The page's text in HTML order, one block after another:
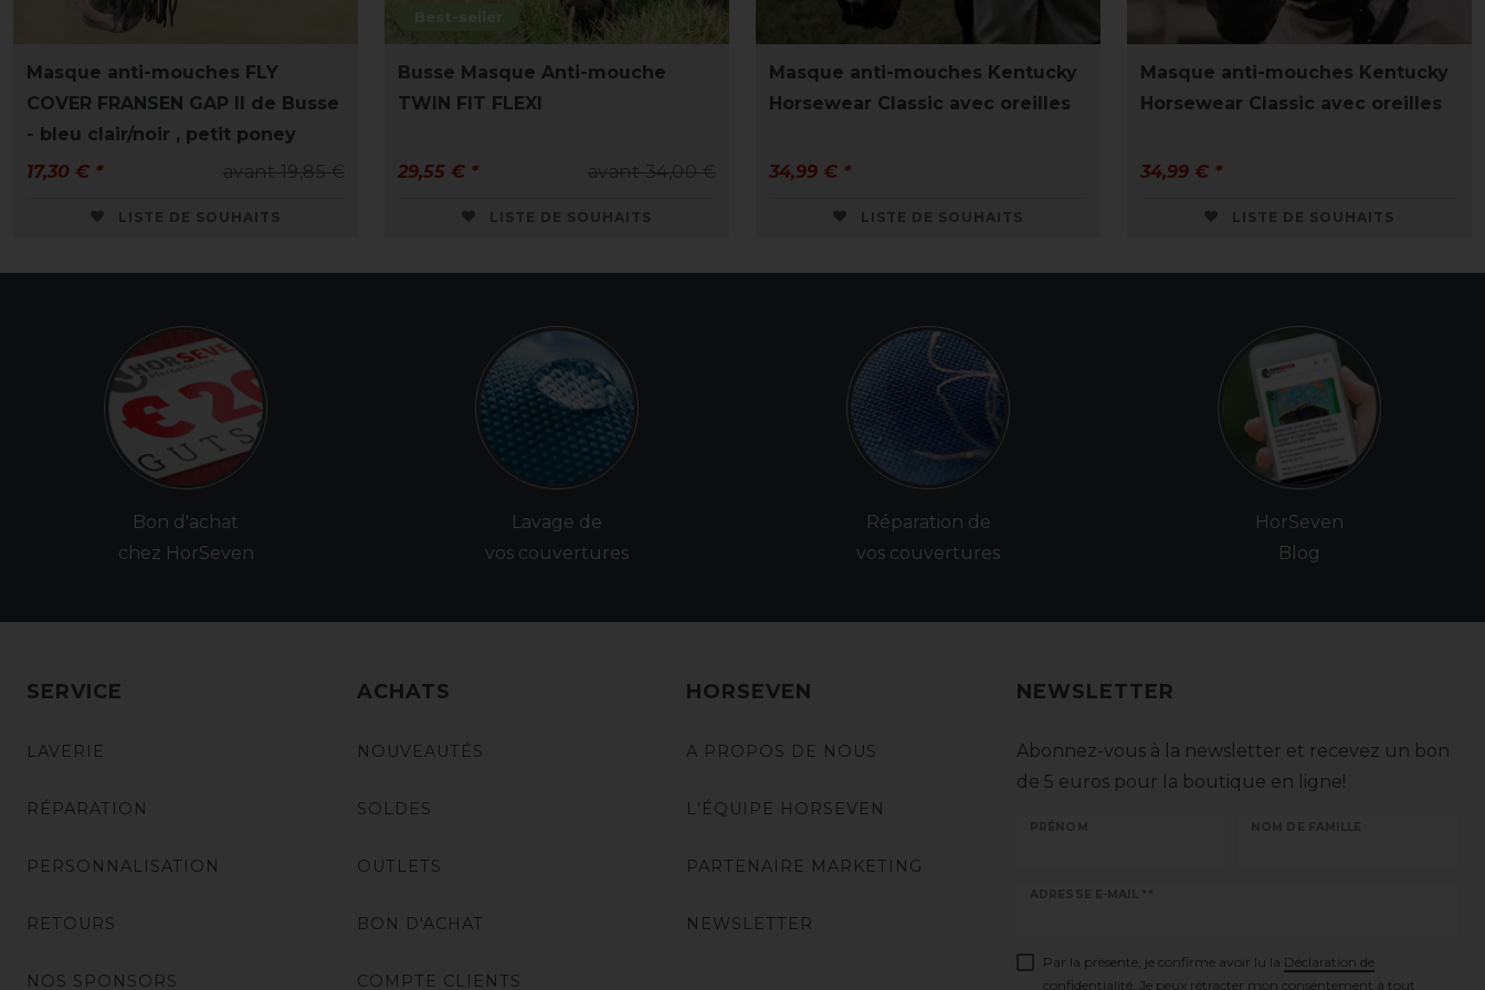
Masque anti-mouches FLY
COVER FRANSEN GAP II de Busse
- bleu clair/noir , petit poney
avant 19,85 €
17,30 € *
LISTE DE SOUHAITS
Best-seller
Busse Masque Anti-mouche
TWIN FIT FLEXI
avant 34,00 €
29,55 € *
LISTE DE SOUHAITS
Masque anti-mouches Kentucky
Horsewear Classic avec oreilles
34,99 € *
LISTE DE SOUHAITS
Masque anti-mouches Kentucky
Horsewear Classic avec oreilles
34,99 € *
LISTE DE SOUHAITS
Bon d'achat
chez HorSeven
Lavage de
vos couvertures
Réparation de
vos couvertures
HorSeven
Blog
SERVICE
LAVERIE
RÉPARATION
PERSONNALISATION
RETOURS
NOS SPONSORS
ACHATS
NOUVEAUTÉS
SOLDES
OUTLETS
BON D'ACHAT
COMPTE CLIENTS
HORSEVEN
A PROPOS DE NOUS
L'ÉQUIPE HORSEVEN
PARTENAIRE MARKETING
NEWSLETTER
NEWSLETTER
Abonnez-vous à la newsletter et recevez un bon
de 5 euros pour la boutique en ligne!
PRÉNOM NOM DE FAMILLE
ADRESSE E-MAIL **
Ceres::Template.newsletterHoneypotLabel
Par la présente, je confirme avoir lu la Déclaration de
confidentialité . Je peux rétracter mon consentement à tout